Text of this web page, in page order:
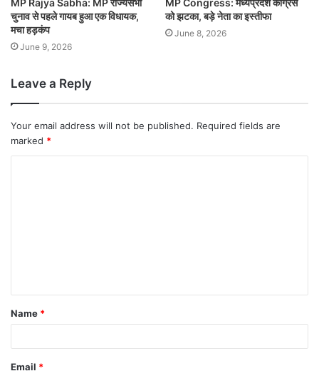
MP Rajya Sabha: MP राज्यसभा
चुनाव से पहले गायब हुआ एक विधायक,
मचा हड़कंप
June 9, 2026
MP Congress: मध्यप्रदेश कांग्रेस
को झटका, बड़े नेता का इस्तीफा
June 8, 2026
Leave a Reply
Your email address will not be published. Required fields are
marked *
Name *
Email *